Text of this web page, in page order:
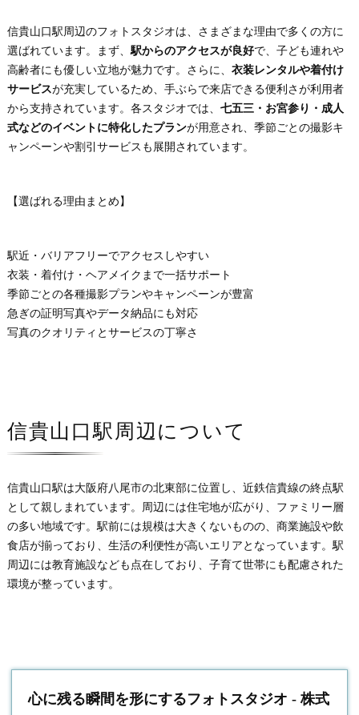
信貴山口駅周辺のフォトスタジオは、さまざまな理由で多くの方に
選ばれています。まず、 駅からのアクセスが良好で、子ども連れや
高齢者にも優しい立地が魅力です。さらに、 衣装レンタルや着付け
サービスが充実しているため、手ぶらで来店できる便利さが利用者
から支持されています。各スタジオでは、 七五三・お宮参り・成人
式などのイベントに特化したプランが用意され、季節ごとの撮影キ
ャンペーンや割引サービスも展開されています。
【選ばれる理由まとめ】
駅近・バリアフリーでアクセスしやすい
衣装・着付け・ヘアメイクまで一括サポート
季節ごとの各種撮影プランやキャンペーンが豊富
急ぎの証明写真やデータ納品にも対応
写真のクオリティとサービスの丁寧さ
信貴山口駅周辺について
信貴山口駅は大阪府八尾市の北東部に位置し、近鉄信貴線の終点駅
として親しまれています。周辺には住宅地が広がり、ファミリー層
の多い地域です。駅前には規模は大きくないものの、商業施設や飲
食店が揃っており、生活の利便性が高いエリアとなっています。駅
周辺には教育施設なども点在しており、子育て世帯にも配慮された
環境が整っています。
心に残る瞬間を形にするフォトスタジオ - 株式